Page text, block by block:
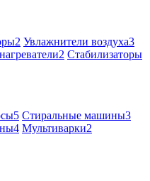
2 Увлажнители воздуха3
2 Стабилизаторы
5 Стиральные машины3
4 Мультиварки2